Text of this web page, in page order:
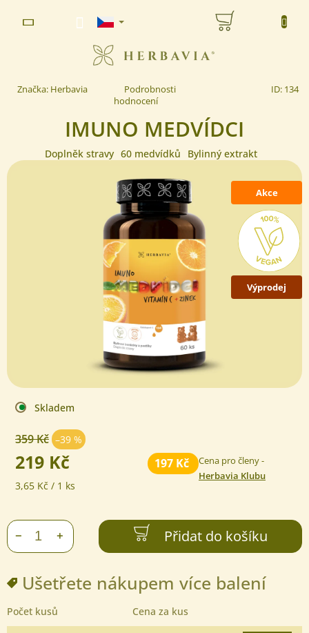
NÁKUPNÍ
ID: 134
Průměrné
hodnocení
je
0,0
hvězdiček.
Podrobnosti
hodnocení
Značka: Herbavia
IMUNO MEDVÍDCI
Doplněk stravy 60 medvídků Bylinný extrakt
Akce
Výprodej
Skladem
359 Kč –39 %
197 Kč
Cena pro členy -
Herbavia Klubu
219 Kč
Měrná
3,65 Kč / 1 ks
+
− Přidat do košíku
Ušetřete nákupem více balení
Počet kusů Cena za kus
www.herbavia.cz - Chat